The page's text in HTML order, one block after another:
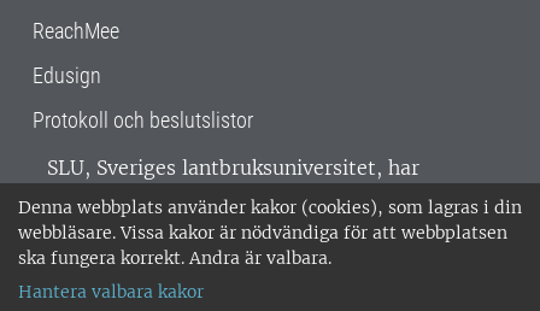
Denna webbplats använder kakor (cookies), som lagras i din
webbläsare. Vissa kakor är nödvändiga för att webbplatsen
ska fungera korrekt. Andra är valbara.
Hantera valbara kakor
ReachMee
Edusign
Protokoll och beslutslistor
SLU, Sveriges lantbruksuniversitet, har
verksamhet över hela Sverige. Huvudorter är
Alnarp, Uppsala och Umeå.SLU är
miljöcertifierat enligt ISO 14001. •
018-67 10 00 • Org nr: 202100-2817 •